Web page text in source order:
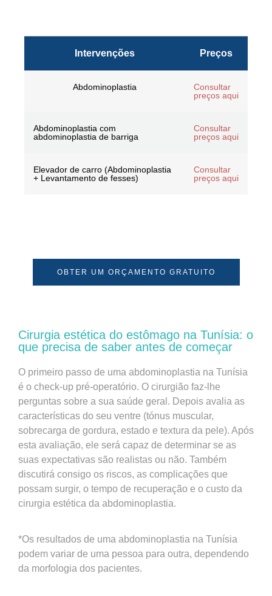
Intervenções Preços
Abdominoplastia
Consultar
preços aqui
Abdominoplastia com
abdominoplastia de barriga
Consultar
preços aqui
Elevador de carro (Abdominoplastia
+ Levantamento de fesses)
Consultar
preços aqui
OBTER UM ORÇAMENTO GRATUITO
Cirurgia estética do estômago na Tunísia: o
que precisa de saber antes de começar
O primeiro passo de uma abdominoplastia na Tunísia
é o check-up pré-operatório. O cirurgião faz-lhe
perguntas sobre a sua saúde geral. Depois avalia as
características do seu ventre (tónus muscular,
sobrecarga de gordura, estado e textura da pele). Após
esta avaliação, ele será capaz de determinar se as
suas expectativas são realistas ou não. Também
discutirá consigo os riscos, as complicações que
possam surgir, o tempo de recuperação e o custo da
cirurgia estética da abdominoplastia.
*Os resultados de uma abdominoplastia na Tunísia
podem variar de uma pessoa para outra, dependendo
da morfologia dos pacientes.